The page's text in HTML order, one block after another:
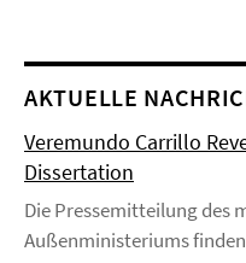
AKTUELLE
Veremundo Carrillo
Dissertation
Die Pressemitteilung des
Außenministeriums finden